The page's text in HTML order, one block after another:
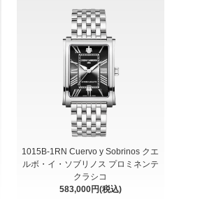
1015B-1RN Cuervo y Sobrinos クエ
ルボ・イ・ソブリノス プロミネンテ
クラシコ
583,000円(税込)